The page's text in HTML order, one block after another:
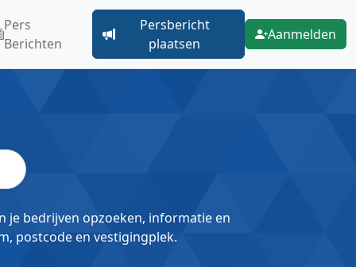
Pers
Berichten
Persbericht
plaatsen
Aanmelden
je bedrijven opzoeken, informatie en
postcode en vestigingplek.